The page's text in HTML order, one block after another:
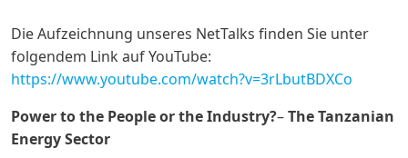
Die Aufzeichnung unseres NetTalks finden Sie unter
folgendem Link auf YouTube:
https://www.youtube.com/watch?v=3rLbutBDXCo
Power to the People or the Industry?–The Tanzanian
Energy Sector